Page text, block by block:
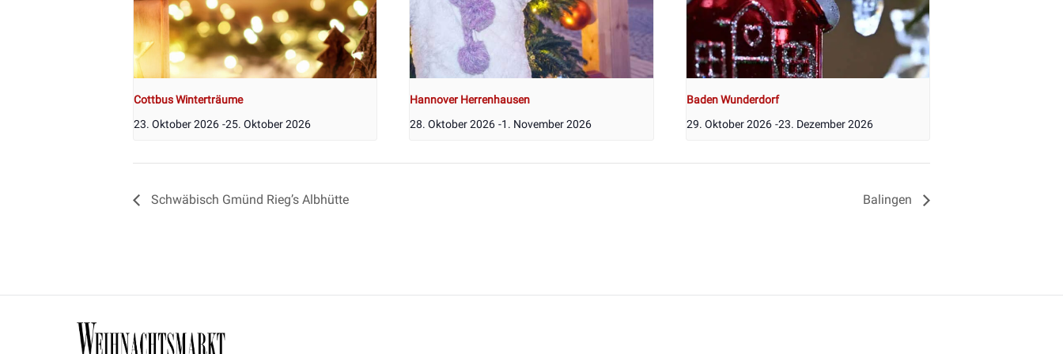
Cottbus Winterträume
23. Oktober 2026 -25. Oktober 2026
Hannover Herrenhausen
28. Oktober 2026 -1. November 2026
Baden Wunderdorf
29. Oktober 2026 -23. Dezember 2026
Schwäbisch Gmünd Rieg’s Albhütte Balingen